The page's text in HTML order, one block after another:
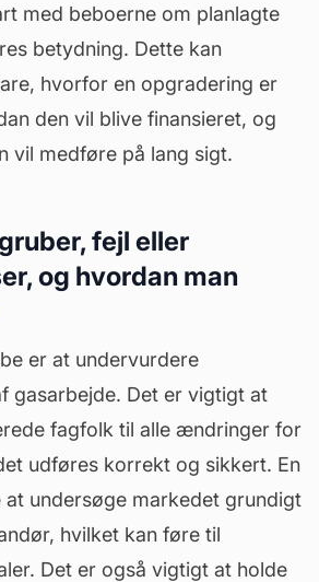
med beboerne om planlagte
betydning. Dette kan
hvorfor en opgradering er
den vil blive finansieret, og
vil medføre på lang sigt.
fejl eller
og hvordan man
er at undervurdere
gasarbejde. Det er vigtigt at
fagfolk til alle ændringer for
udføres korrekt og sikkert. En
at undersøge markedet grundigt
hvilket kan føre til
Det er også vigtigt at holde